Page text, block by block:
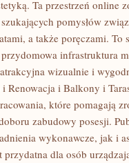
Ta przestrzeń online
pomysłów
a także poręczami. To
infrastruktura
wizualnie i
Renowacja i Balkony i
które pomagają
zabudowy posesji.
wykonawcze, jak i
przydatna dla osób